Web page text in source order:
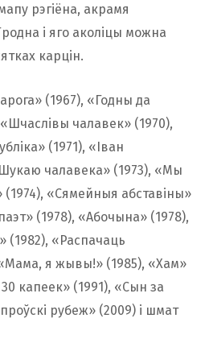
рэгіёна, акрамя
і яго аколіцы можна
карцін.
(1967), «Годны да
чалавек» (1970),
(1971), «Іван
чалавека» (1973), «Мы
«Сямейныя абставіны»
(1978), «Абочына» (1978),
(1982), «Распачаць
я жывы!» (1985), «Хам»
капеек» (1991), «Сын за
рубеж» (2009) і шмат